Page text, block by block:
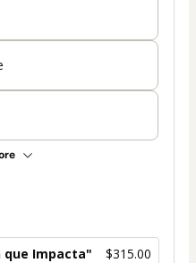
que Impacta" $315.00